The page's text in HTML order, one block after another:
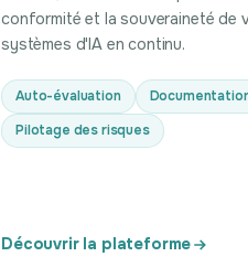
conformité et la souveraineté de
systèmes d'IA en continu.
Auto-évaluation
Pilotage des risques
Découvrir la plateforme